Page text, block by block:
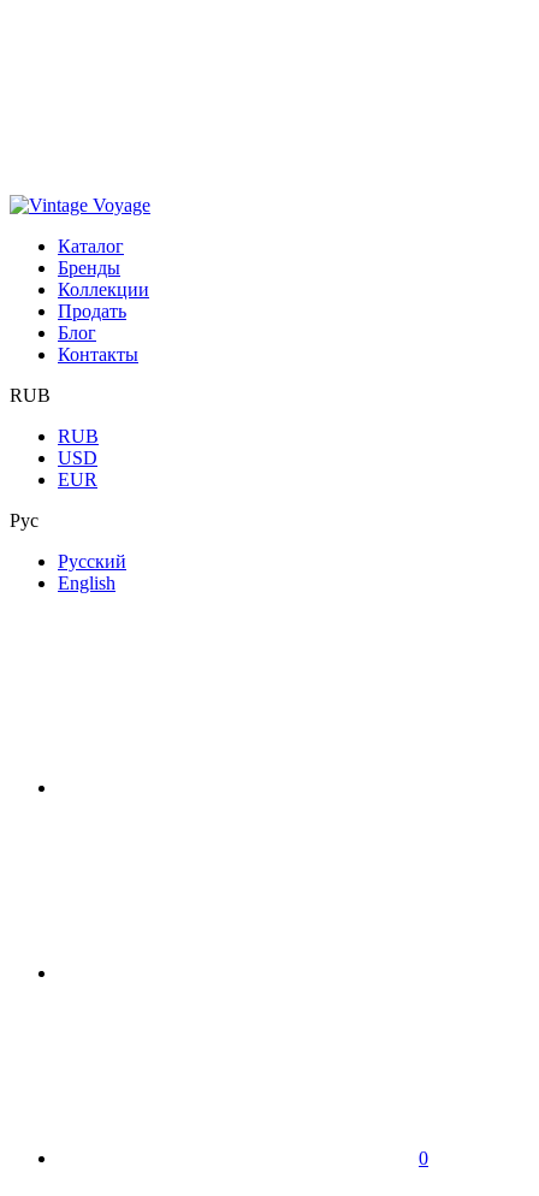
Каталог
Бренды
Коллекции
Продать
Блог
Контакты
RUB
RUB
USD
EUR
Рус
Русский
English
0